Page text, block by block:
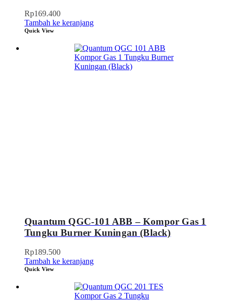
Rp169.400
Tambah ke keranjang
Quick View
Quantum QGC-101 ABB – Kompor Gas 1
Tungku Burner Kuningan (Black)
Rp189.500
Tambah ke keranjang
Quick View